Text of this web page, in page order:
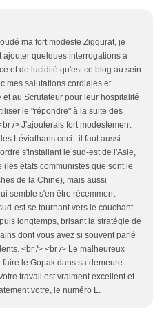
ma fort modeste Ziggurat, je
ajouter quelques interrogations à
et de lucidité qu'est ce blog au sein
mes salutations cordiales et
au Scrutateur pour leur hospitalité
le "répondre" à la suite des
/> J'ajouterais fort modestement
Léviathans ceci : il faut aussi
s'installant le sud-est de l'Asie,
états communistes que sont le
de la Chine), mais aussi
semble s'en être récemment
est se tournant vers le couchant
longtemps, brisant la stratégie de
dont vous avez si souvent parlé
<br /> <br /> Le malheureux
le Gopak dans sa demeure
travail est vraiment excellent et
votre, le numéro L.